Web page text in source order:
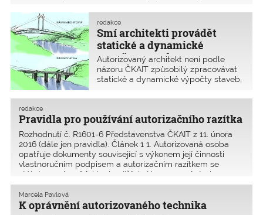
autorizované inženýry a techniky autorizace v oboru
pozemní sta
Smí architekti provádět
statické a dynamické
výpočty staveb?
redakce
Autorizovaný architekt není podle
názoru ČKAIT způsobilý zpracovávat
statické a dynamické výpočty staveb,
podle autorizačního zákona. Architekti
zákona ke zpracování statiky přizvat
osobu s oprávněn�
Pravidla pro používání autorizačního razítka
redakce
Rozhodnutí č. R1601-6 Představenstva ČKAIT z 11. února
2016 (dále jen pravidla). Článek 1 1. Autorizovaná osoba
opatřuje dokumenty související s výkonem její činnosti
vlastnoručním podpisem a autorizačním razítkem se
státním znakem[1], které zajišťuje Komora. 2. Autoriz
K oprávnění autorizovaného technika
Marcela Pavlová